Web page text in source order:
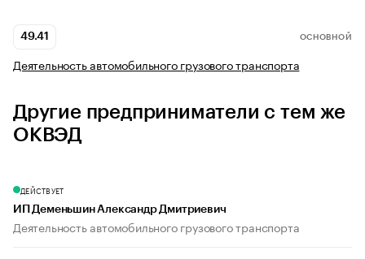
49.41 ОСНОВНОЙ
Деятельность автомобильного грузового транспорта
Другие предприниматели с тем же
ОКВЭД
ДЕЙСТВУЕТ
ИП Деменьшин Александр Дмитриевич
Деятельность автомобильного грузового транспорта